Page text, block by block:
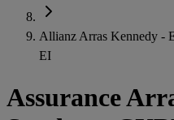
Allianz Arras Kennedy
EI
Assurance